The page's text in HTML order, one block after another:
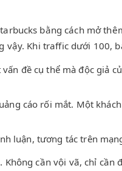
bằng cách mở
Khi traffic dưới 100,
đề cụ thể mà độc giả
cáo rối mắt. Một
luận, tương tác trên
cần vội vã, chỉ cần